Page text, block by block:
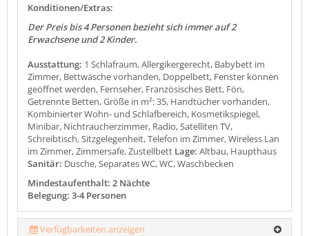
Konditionen/Extras:
Der Preis bis 4 Personen bezieht sich immer auf 2
Erwachsene und 2 Kinder.
Ausstattung: 1 Schlafraum, Allergikergerecht, Babybett im
Zimmer, Bettwäsche vorhanden, Doppelbett, Fenster können
geöffnet werden, Fernseher, Französisches Bett, Fön,
Getrennte Betten, Größe in m²: 35, Handtücher vorhanden,
Kombinierter Wohn- und Schlafbereich, Kosmetikspiegel,
Minibar, Nichtraucherzimmer, Radio, Satelliten TV,
Schreibtisch, Sitzgelegenheit, Telefon im Zimmer, Wireless Lan
im Zimmer, Zimmersafe, Zustellbett Lage: Altbau, Haupthaus
Sanitär: Dusche, Separates WC, WC, Waschbecken
Mindestaufenthalt: 2 Nächte
Belegung: 3-4 Personen
Verfügbarkeiten anzeigen